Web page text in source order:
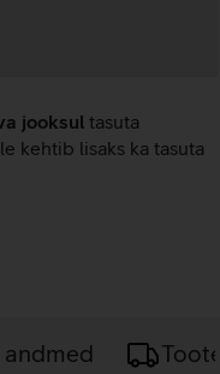
jooksul tasuta
kehtib lisaks ka tasuta